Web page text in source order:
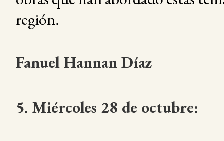
región.
Fanuel Hannan Díaz
5. Miércoles 28 de octubre: